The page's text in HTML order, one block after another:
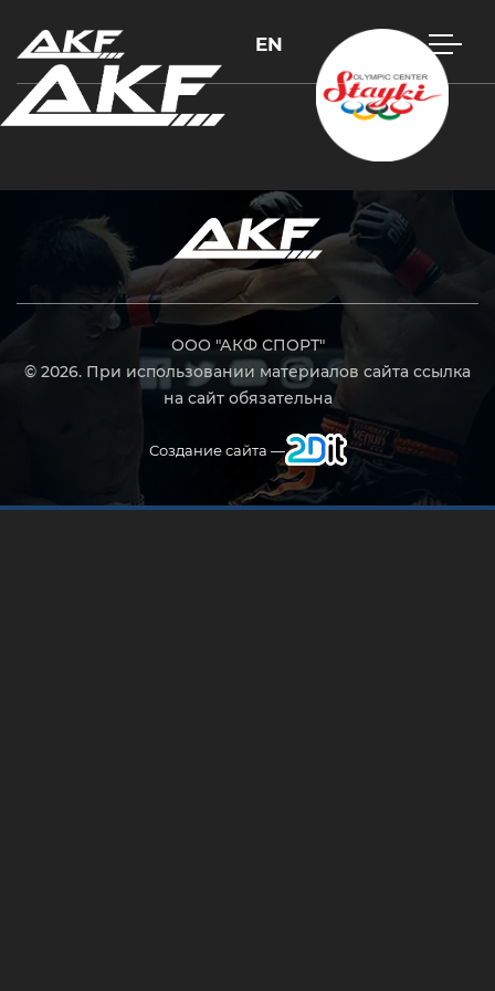
EN
ООО "АКФ СПОРТ"
© 2026. При использовании материалов сайта ссылка
на сайт обязательна
Создание сайта —
Нажмите Enter для поиска или Esc, чтобы закрыть